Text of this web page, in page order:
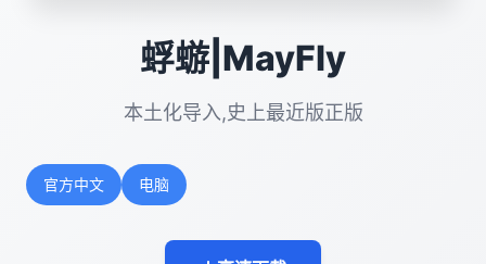
蜉蝣|MayFly
本土化导入,史上最近版正版
官方中文 电脑